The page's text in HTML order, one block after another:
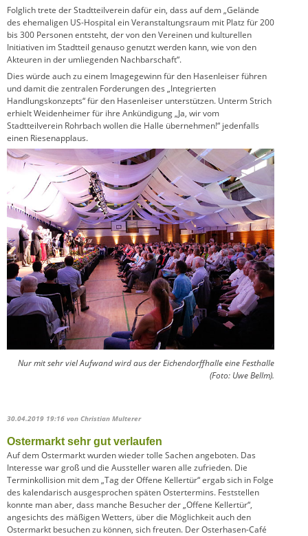
Folglich trete der Stadtteilverein dafür ein, dass auf dem „Gelände
des ehemaligen US-Hospital ein Veranstaltungsraum mit Platz für 200
bis 300 Personen entsteht, der von den Vereinen und kulturellen
Initiativen im Stadtteil genauso genutzt werden kann, wie von den
Akteuren in der umliegenden Nachbarschaft“.
Dies würde auch zu einem Imagegewinn für den Hasenleiser führen
und damit die zentralen Forderungen des „Integrierten
Handlungskonzepts“ für den Hasenleiser unterstützen. Unterm Strich
erhielt Weidenheimer für ihre Ankündigung „Ja, wir vom
Stadtteilverein Rohrbach wollen die Halle übernehmen!“ jedenfalls
einen Riesenapplaus.
Nur mit sehr viel Aufwand wird aus der Eichendorffhalle eine Festhalle
(Foto: Uwe Bellm).
30.04.2019 19:16 von Christian Multerer
Ostermarkt sehr gut verlaufen
Auf dem Ostermarkt wurden wieder tolle Sachen angeboten. Das
Interesse war groß und die Aussteller waren alle zufrieden. Die
Terminkollision mit dem „Tag der Offene Kellertür“ ergab sich in Folge
des kalendarisch ausgesprochen späten Ostertermins. Feststellen
konnte man aber, dass manche Besucher der „Offene Kellertür“,
angesichts des mäßigen Wetters, über die Möglichkeit auch den
Ostermarkt besuchen zu können, sich freuten. Der Osterhasen-Café